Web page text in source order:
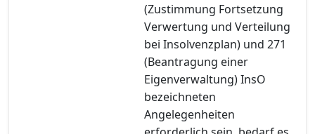
(Zustimmung Fortsetzung
Verwertung und Verteilung
bei Insolvenzplan) und 271
(Beantragung einer
Eigenverwaltung) InsO
bezeichneten
Angelegenheiten